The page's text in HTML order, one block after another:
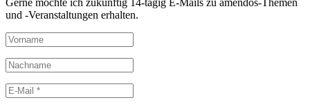
und -Veranstaltungen erhalten.